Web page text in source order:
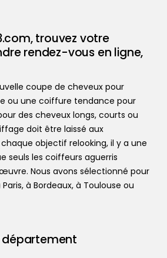
trouvez votre
rendez-vous en ligne,
coupe de cheveux pour
ou une coiffure tendance pour
des cheveux longs, courts ou
doit être laissé aux
objectif relooking, il y a une
seuls les coiffeurs aguerris
Nous avons sélectionné pour
à Bordeaux, à Toulouse ou
département